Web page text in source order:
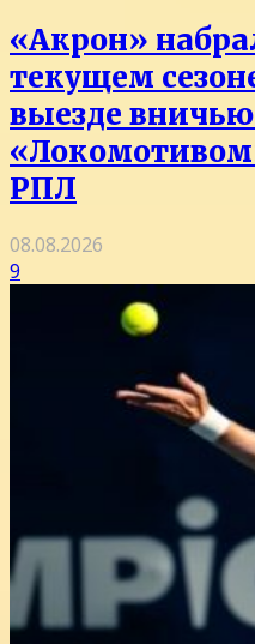
«Акрон»
текущем
выезде вничью
РПЛ
08.08.2026
9